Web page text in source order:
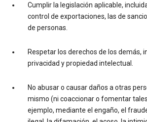
Cumplir la legislación aplicable,
control de exportaciones, las de
de personas.
Respetar los derechos de los demás,
privacidad y propiedad intelectual.
No abusar o causar daños a otras
mismo (ni coaccionar o fomentar
ejemplo, mediante el engaño, el